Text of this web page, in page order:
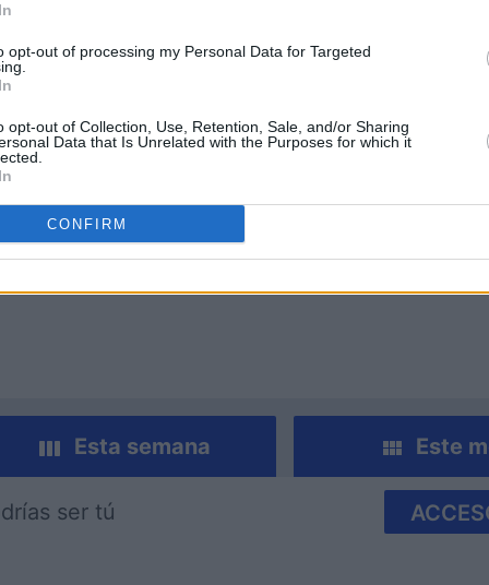
opt-out of processing my Personal Data for Targeted
opt-out of Collection, Use, Retention, Sale, and/or Sharing
Data that Is Unrelated with the Purposes for which it
CONFIRM Tap Zap Boom
Esta semana Este
ser tú